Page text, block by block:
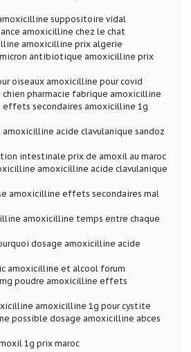
suppositoire vidal
amoxicilline chez le chat
amoxicilline prix algerie
antibiotique amoxicilline prix
oiseaux amoxicilline pour covid
pharmacie fabrique amoxicilline
secondaires amoxicilline 1g
acide clavulanique sandoz
intestinale prix de amoxil au maroc
amoxicilline acide clavulanique
amoxicilline effets secondaires mal
amoxicilline temps entre chaque
dosage amoxicilline acide
amoxicilline et alcool forum
poudre amoxicilline effets
amoxicilline 1g pour cystite
possible dosage amoxicilline abces
1g prix maroc